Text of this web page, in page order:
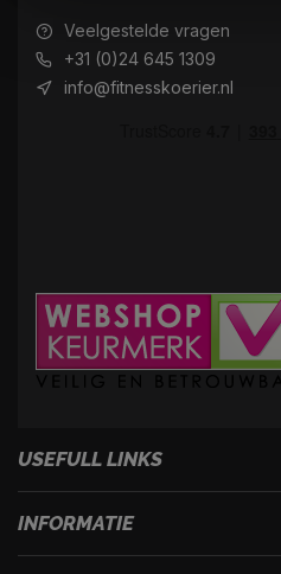
Veelgestelde vragen
+31 (0)24 645 1309
info@fitnesskoerier.nl
USEFULL LINKS
INFORMATIE